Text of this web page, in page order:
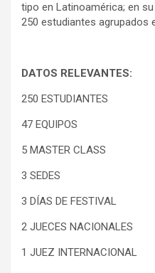
tipo en Latinoamérica; en
250 estudiantes agrupados
DATOS RELEVANTES:
250 ESTUDIANTES
47 EQUIPOS
5 MASTER CLASS
3 SEDES
3 DÍAS DE FESTIVAL
2 JUECES NACIONALES
1 JUEZ INTERNACIONAL